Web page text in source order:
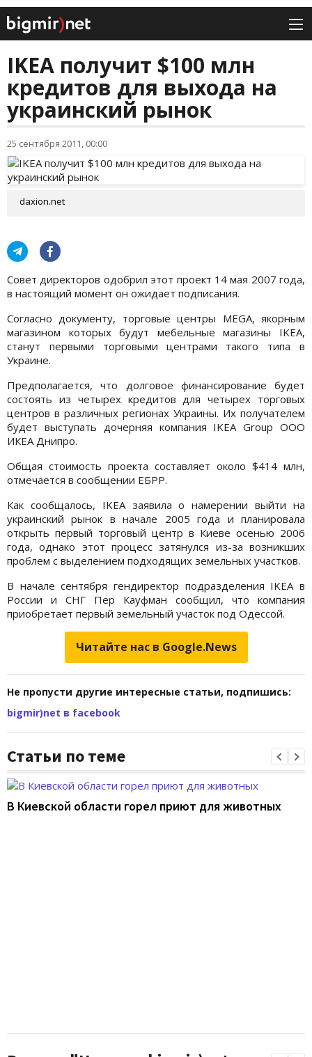
IKEA получит $100 млн
кредитов для выхода на
украинский рынок
25 сентября 2011, 00:00
daxion.net
Совет директоров одобрил этот проект 14 мая 2007 года,
в настоящий момент он ожидает подписания.
Согласно документу, торговые центры MEGA, якорным
магазином которых будут мебельные магазины IKEA,
станут первыми торговыми центрами такого типа в
Украине.
Предполагается, что долговое финансирование будет
состоять из четырех кредитов для четырех торговых
центров в различных регионах Украины. Их получателем
будет выступать дочерняя компания IKEA Group ООО
ИКЕА Днипро.
Общая стоимость проекта составляет около $414 млн,
отмечается в сообщении ЕБРР.
Как сообщалось, IKEA заявила о намерении выйти на
украинский рынок в начале 2005 года и планировала
открыть первый торговый центр в Киеве осенью 2006
года, однако этот процесс затянулся из-за возникших
проблем с выделением подходящих земельных участков.
В начале сентября гендиректор подразделения IKEA в
России и СНГ Пер Кауфман сообщил, что компания
приобретает первый земельный участок под Одессой.
Читайте нас в Google.News
Не пропусти другие интересные статьи, подпишись:
bigmir)net в facebook
Статьи по теме
В Киевской области горел приют для животных